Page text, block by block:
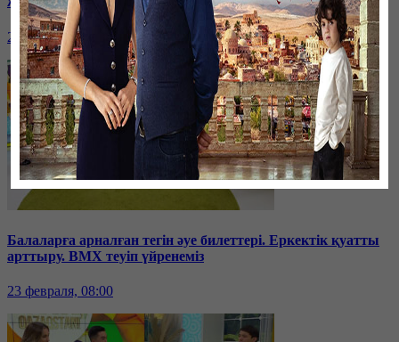
24 февраля, 08:00
Балаларға арналған тегін әуе билеттері. Еркектік қуатты
арттыру. BMX теуіп үйренеміз
23 февраля, 08:00